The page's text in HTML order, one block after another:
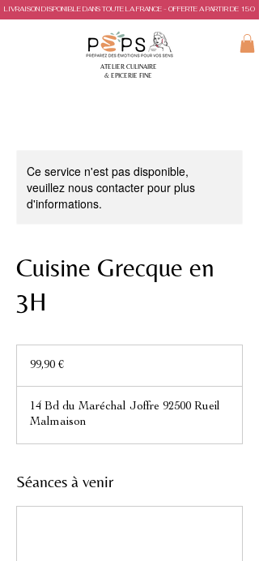
LIVRAISON DISPONIBLE DANS TOUTE LA FRANCE - OFFERTE A PARTIR DE 150€
ATELIER CULINAIRE
& EPICERIE FINE
Ce service n'est pas disponible,
veuillez nous contacter pour plus
d'informations.
Cuisine Grecque en
3H
euros
99,90 €
14 Bd du Maréchal Joffre 92500 Rueil
Malmaison
Séances à venir